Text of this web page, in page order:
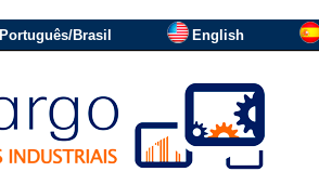
Português/Brasil English